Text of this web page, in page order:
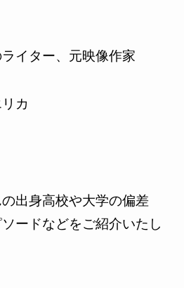
イター、元映像作家
カ
出身高校や大学の偏差
ードなどをご紹介いたし